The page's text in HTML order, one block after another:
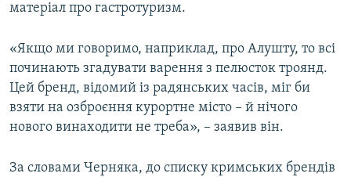
матеріал про гастротуризм.
«Якщо ми говоримо, наприклад, про Алушту, то всі
починають згадувати варення з пелюсток троянд.
Цей бренд, відомий із радянських часів, міг би
взяти на озброєння курортне місто – й нічого
нового винаходити не треба», – заявив він.
За словами Черняка, до списку кримських брендів